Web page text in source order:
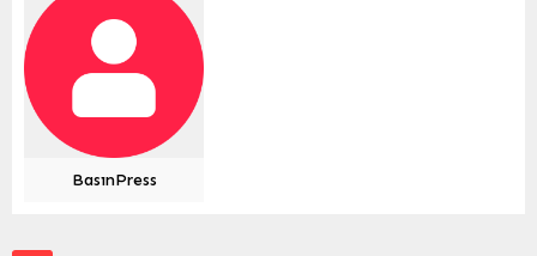
BasınPress